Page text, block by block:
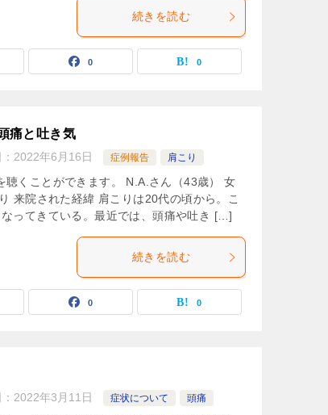
続きを読む
0 0
痛と吐き気
2022年6月16日 症例報告 肩こり
聴くことができます。 N.A.さん（43歳） 女
来院された経緯 肩こりは20代の頃から。こ
ってきている。最近では、頭痛や吐き […]
続きを読む
0 0
2022年3月11日 症状について 頭痛